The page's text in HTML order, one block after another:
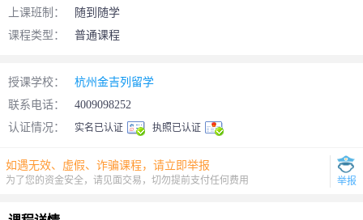
上课班制：
随到随学
课程类型：
普通课程
授课学校：
杭州金吉列留学
联系电话：
4009098252
认证情况：
实名已认证 执照已认证
如遇无效、虚假、诈骗课程，请立即举报
为了您的资金安全，请见面交易，切勿提前支付任何费用 举报